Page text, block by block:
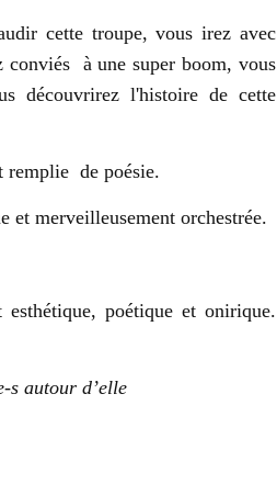
cette troupe, vous irez avec
conviés à une super boom, vous
découvrirez l'histoire de cette
remplie de poésie.
et merveilleusement orchestrée.
poétique et onirique.
s autour d’elle